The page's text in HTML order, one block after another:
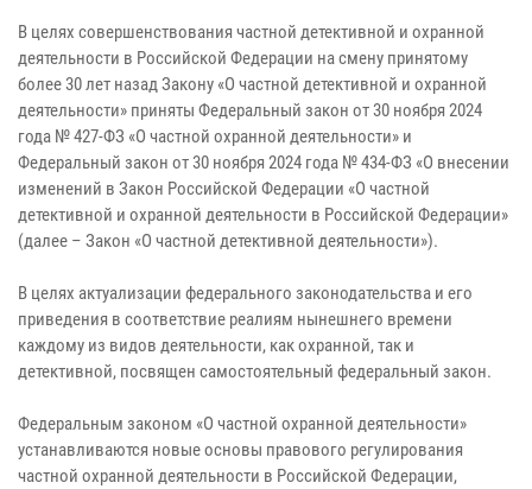
В целях совершенствования частной детективной и охранной
деятельности в Российской Федерации на смену принятому
более 30 лет назад Закону «О частной детективной и охранной
деятельности» приняты Федеральный закон от 30 ноября 2024
года № 427-ФЗ «О частной охранной деятельности» и
Федеральный закон от 30 ноября 2024 года № 434-ФЗ «О внесении
изменений в Закон Российской Федерации «О частной
детективной и охранной деятельности в Российской Федерации»
(далее – Закон «О частной детективной деятельности»).
В целях актуализации федерального законодательства и его
приведения в соответствие реалиям нынешнего времени
каждому из видов деятельности, как охранной, так и
детективной, посвящен самостоятельный федеральный закон.
Федеральным законом «О частной охранной деятельности»
устанавливаются новые основы правового регулирования
частной охранной деятельности в Российской Федерации,